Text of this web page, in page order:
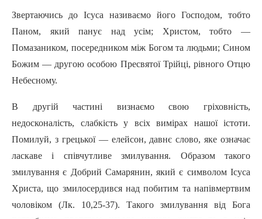
Звертаючись до Icyca називаємо його Господом, тобто
Паном, який панує над усім; Христом, тобто —
Помазаником, посередником між Богом та людьми; Сином
Божим — другою особою Пресвятої Трійці, рівного Отцю
Небесному.
В другій частині визнаємо свою гріховність,
недосконалість, слабкість у всіх вимірах нашої істоти.
Помилуй, з грецької — елейсон, давнє слово, яке означає
ласкаве i співчутливе змилування. Образом такого
змилування є Добрий Самарянин, який є символом Icyca
Христа, що змилосердився над побитим та напівмертвим
чоловіком (Лк. 10,25-37). Такого змилування від Бога